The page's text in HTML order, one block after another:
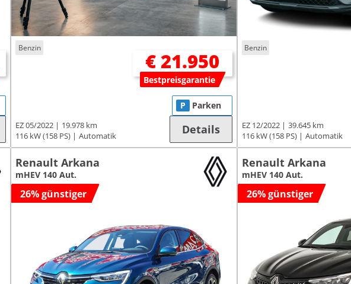
Benzin
€ 21.950
Bestpreisgarantie
EZ 05/2022
19.978 km
116 kW (158 PS)
Automatik
P Parken
Details
Benzin
EZ 12/2022
39.645 km
116 kW (158 PS)
Automatik
Renault Arkana
mHEV 140 Aut.
26% günstiger
Renault Arkana
mHEV 140 Aut.
26% günstiger